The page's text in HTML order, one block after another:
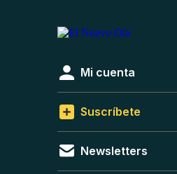
Mi cuenta
Suscríbete
Newsletters